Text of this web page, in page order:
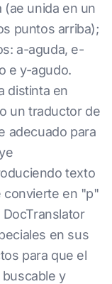
(ae unida en un
puntos arriba);
a-aguda, e-
e y-agudo.
distinta en
un traductor de
adecuado para
texto
convierte en "p"
en sus
para que el
y